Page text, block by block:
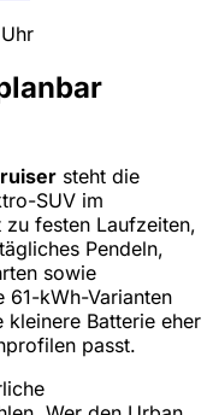
steht die
SUV im
festen Laufzeiten,
Pendeln,
sowie
61-kWh-Varianten
kleinere Batterie eher
passt.